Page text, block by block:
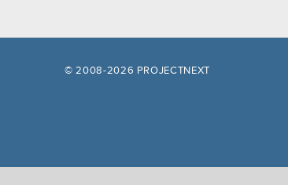
© 2008-2026 PROJECTNEXT